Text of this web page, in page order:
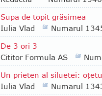
Supa de topit grăsimea
Iulia Vlad
Numarul
De 3 ori 3
Cititor Formula AS
Un prieten al siluetei:
Iulia Vlad
Numarul